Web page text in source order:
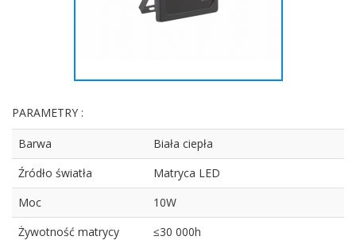
PARAMETRY :
Barwa
Biała ciepła
Źródło światła
Matryca LED
Moc
10W
Żywotność matrycy
≤30 000h